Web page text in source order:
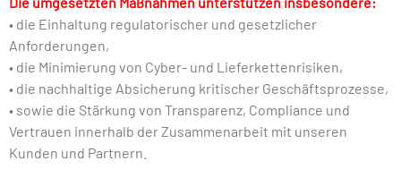
• die Einhaltung regulatorischer und gesetzlicher
Anforderungen,
• die Minimierung von Cyber- und Lieferkettenrisiken,
• die nachhaltige Absicherung kritischer Geschäftsprozesse,
• sowie die Stärkung von Transparenz, Compliance und
Vertrauen innerhalb der Zusammenarbeit mit unseren
Kunden und Partnern.